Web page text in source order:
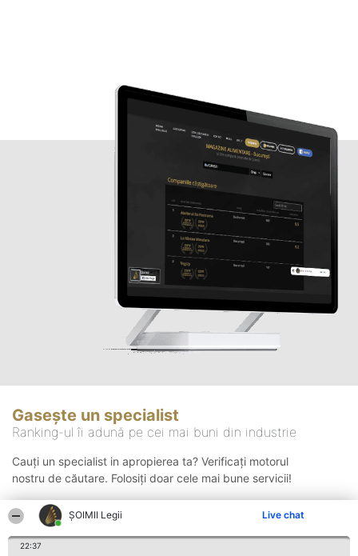
ȘOIMII Legii Live chat
22:37
Gasește un specialist
Ranking-ul îi adună pe cei mai buni din industrie
Cauți un specialist in apropierea ta? Verificați motorul
nostru de căutare. Folosiți doar cele mai bune servicii!